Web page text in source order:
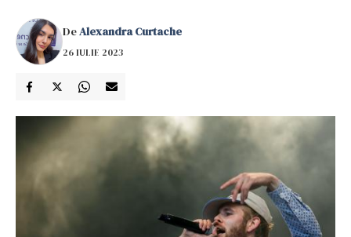
DeAlexandra Curtache
26 IULIE 2023